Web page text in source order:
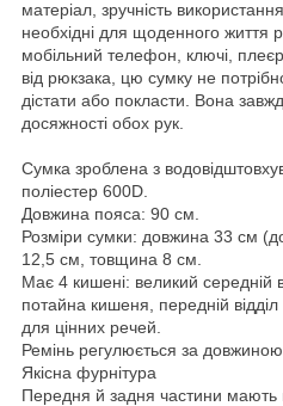
матеріал, зручність
необхідні для щоденного життя
мобільний телефон, ключі, плеєр
від рюкзака, цю сумку не
дістати або покласти. Вона
досяжності обох рук.
Сумка зроблена з
поліестер 600D.
Довжина пояса: 90 см.
Розміри сумки: довжина 33 см
12,5 см, товщина 8 см.
Має 4 кишені: великий середній
потайна кишеня, передній
для цінних речей.
Ремінь регулюється за довжиною.
Якісна фурнітура
Передня й задня частини мають